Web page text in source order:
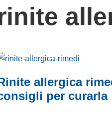
allergica
per curarla